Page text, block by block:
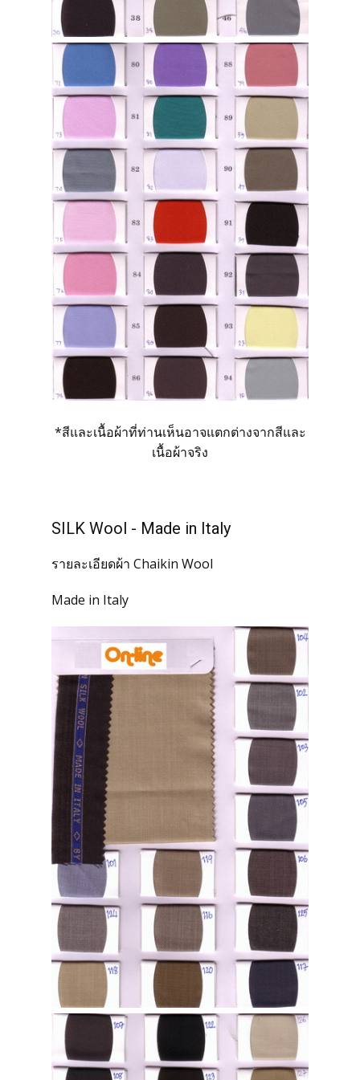
*สีและเนื้อผ้าที่ท่านเห็นอาจแตกต่างจากสีและ
เนื้อผ้าจริง
SILK Wool - Made in Italy
รายละเอียดผ้า Chaikin Wool
Made in Italy